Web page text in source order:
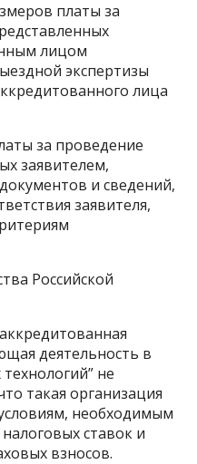
платы за
лицом
экспертизы
лица
за проведение
заявителем,
и сведений,
заявителя,
Российской
деятельность в
не
такая организация
необходимым
ставок и
взносов.